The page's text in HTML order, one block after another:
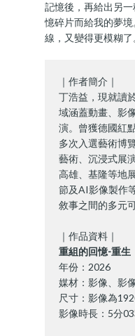
記憶後，再給出另
憶碎片而給我的夢
線，又變得更模糊了
｜作者簡介｜
丁浩益，現就讀
域涵蓋動畫、影
演。曾獲德國紅
多次入選藝術博
藝術、沉浸式展
高雄、基隆等地
節及AI影像製作
敘事之間的多元可
｜作品資料｜
重組的回憶-重生
年份：2026
媒材：影像、影
尺寸：影像為
影像時長：5分